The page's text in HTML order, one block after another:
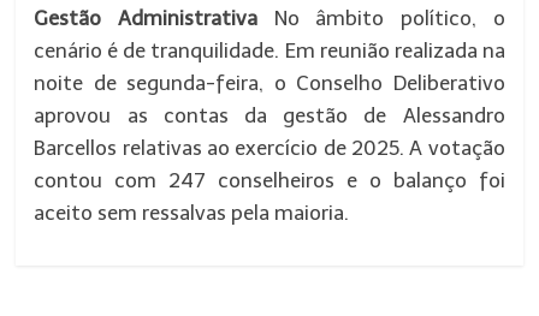
Gestão Administrativa No âmbito político, o
cenário é de tranquilidade. Em reunião realizada na
noite de segunda-feira, o Conselho Deliberativo
aprovou as contas da gestão de Alessandro
Barcellos relativas ao exercício de 2025. A votação
contou com 247 conselheiros e o balanço foi
aceito sem ressalvas pela maioria.